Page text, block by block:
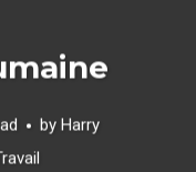
by Harry